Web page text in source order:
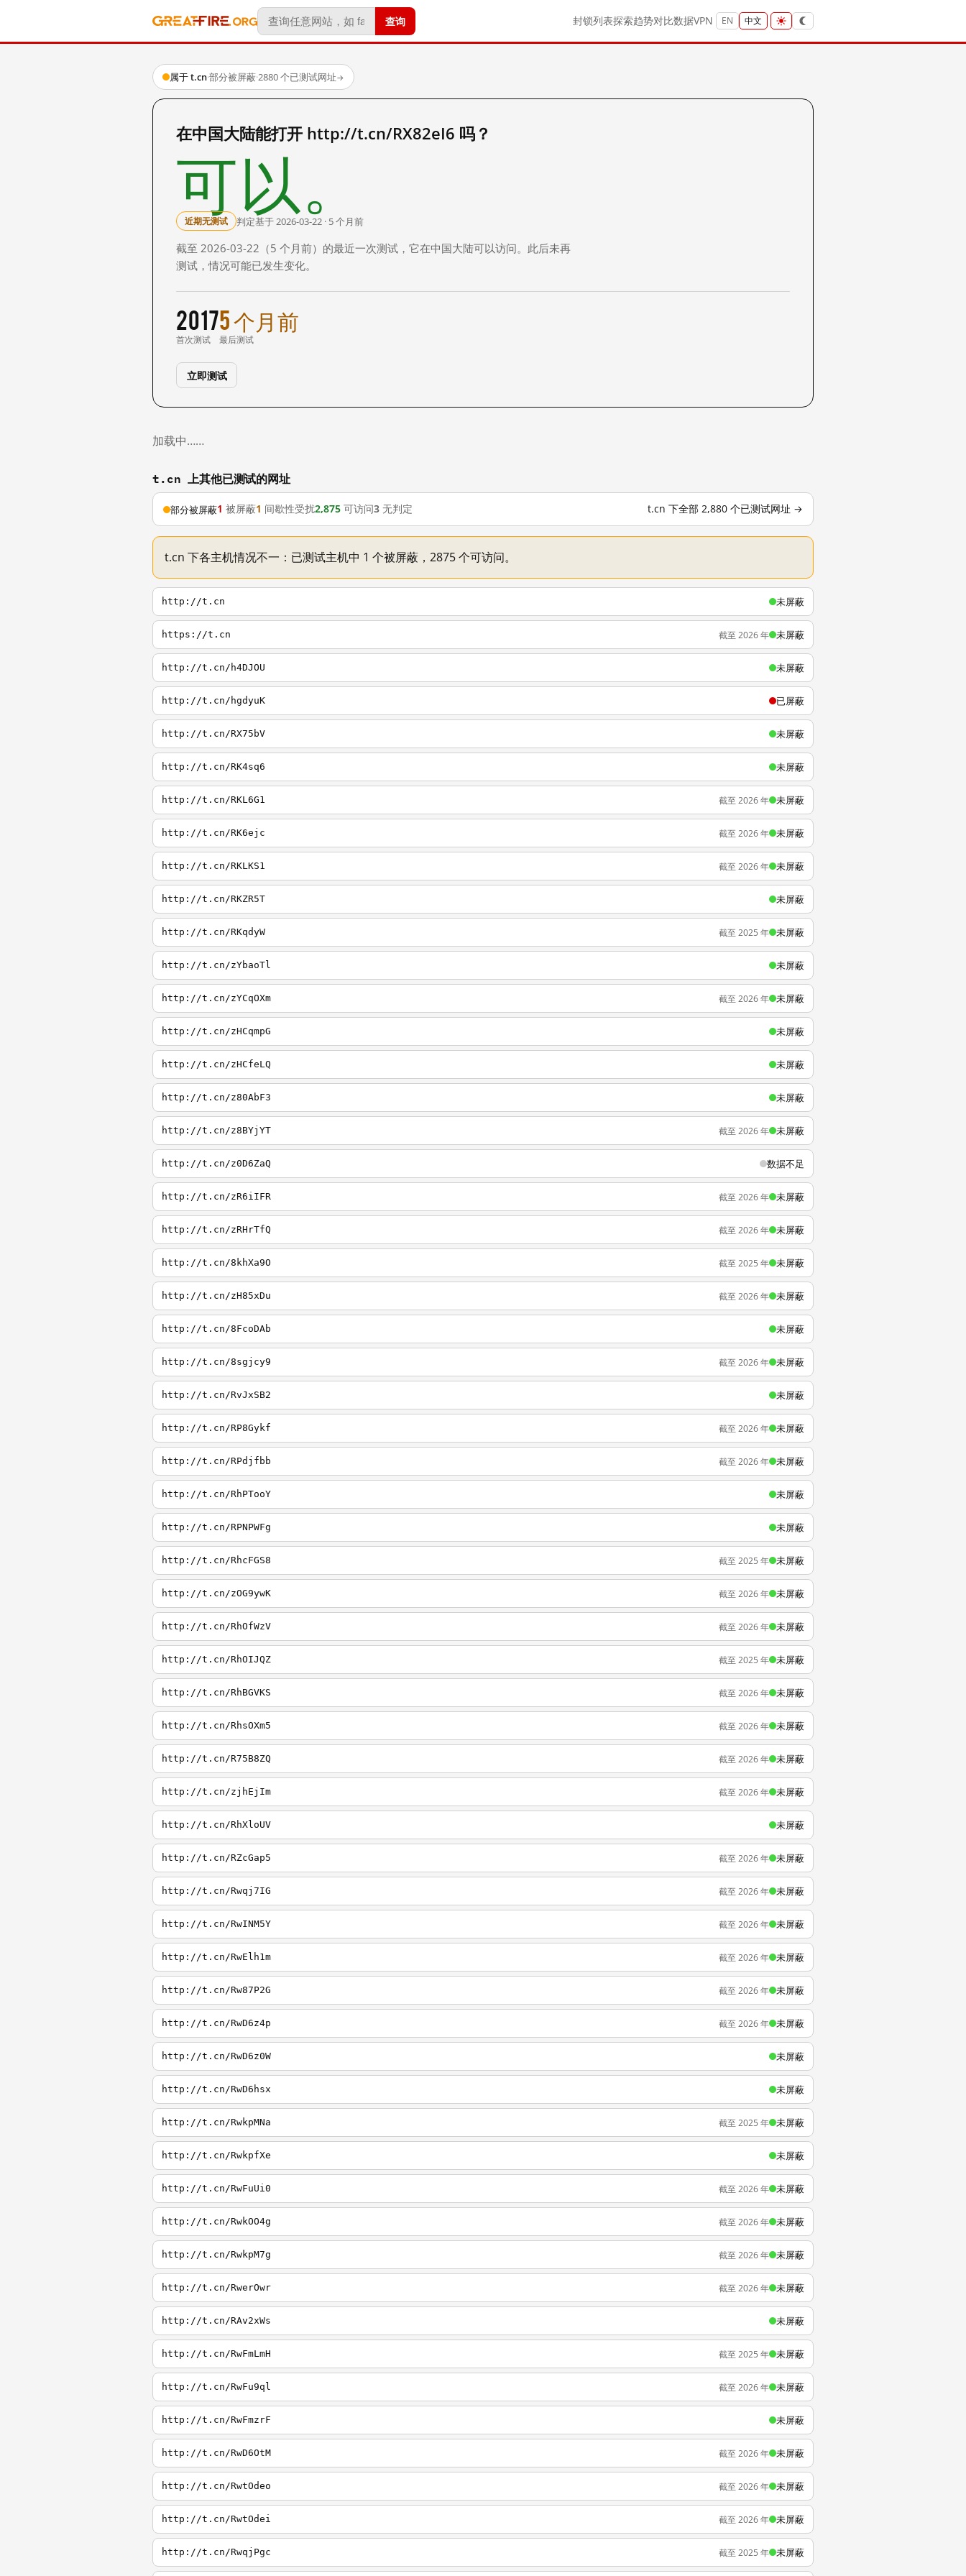
查询 封锁列表探索趋势对比数据VPN EN 中文
属于 t.cn·部分被屏蔽·2880 个已测试网址→
在中国大陆能打开 http://t.cn/RX82eI6 吗？
可以。
近期无测试 判定基于 2026-03-22 · 5 个月前
截至 2026-03-22（5 个月前）的最近一次测试，它在中国大陆可以访问。此后未再
测试，情况可能已发生变化。
2017
首次测试
5 个月前
最后测试
立即测试
加载中……
t.cn 上其他已测试的网址
部分被屏蔽1 被屏蔽1 间歇性受扰2,875 可访问3 无判定 t.cn 下全部 2,880 个已测试网址 →
t.cn 下各主机情况不一：已测试主机中 1 个被屏蔽，2875 个可访问。
http://t.cn 未屏蔽
https://t.cn 截至 2026 年 未屏蔽
http://t.cn/h4DJOU 未屏蔽
http://t.cn/hgdyuK 已屏蔽
http://t.cn/RX75bV 未屏蔽
http://t.cn/RK4sq6 未屏蔽
http://t.cn/RKL6G1 截至 2026 年 未屏蔽
http://t.cn/RK6ejc 截至 2026 年 未屏蔽
http://t.cn/RKLKS1 截至 2026 年 未屏蔽
http://t.cn/RKZR5T 未屏蔽
http://t.cn/RKqdyW 截至 2025 年 未屏蔽
http://t.cn/zYbaoTl 未屏蔽
http://t.cn/zYCqOXm 截至 2026 年 未屏蔽
http://t.cn/zHCqmpG 未屏蔽
http://t.cn/zHCfeLQ 未屏蔽
http://t.cn/z80AbF3 未屏蔽
http://t.cn/z8BYjYT 截至 2026 年 未屏蔽
http://t.cn/z0D6ZaQ 数据不足
http://t.cn/zR6iIFR 截至 2026 年 未屏蔽
http://t.cn/zRHrTfQ 截至 2026 年 未屏蔽
http://t.cn/8khXa9O 截至 2025 年 未屏蔽
http://t.cn/zH85xDu 截至 2026 年 未屏蔽
http://t.cn/8FcoDAb 未屏蔽
http://t.cn/8sgjcy9 截至 2026 年 未屏蔽
http://t.cn/RvJxSB2 未屏蔽
http://t.cn/RP8Gykf 截至 2026 年 未屏蔽
http://t.cn/RPdjfbb 截至 2026 年 未屏蔽
http://t.cn/RhPTooY 未屏蔽
http://t.cn/RPNPWFg 未屏蔽
http://t.cn/RhcFGS8 截至 2025 年 未屏蔽
http://t.cn/zOG9ywK 截至 2026 年 未屏蔽
http://t.cn/RhOfWzV 截至 2026 年 未屏蔽
http://t.cn/RhOIJQZ 截至 2025 年 未屏蔽
http://t.cn/RhBGVKS 截至 2026 年 未屏蔽
http://t.cn/RhsOXm5 截至 2026 年 未屏蔽
http://t.cn/R75B8ZQ 截至 2026 年 未屏蔽
http://t.cn/zjhEjIm 截至 2026 年 未屏蔽
http://t.cn/RhXloUV 未屏蔽
http://t.cn/RZcGap5 截至 2026 年 未屏蔽
http://t.cn/Rwqj7IG 截至 2026 年 未屏蔽
http://t.cn/RwINM5Y 截至 2026 年 未屏蔽
http://t.cn/RwElh1m 截至 2026 年 未屏蔽
http://t.cn/Rw87P2G 截至 2026 年 未屏蔽
http://t.cn/RwD6z4p 截至 2026 年 未屏蔽
http://t.cn/RwD6z0W 未屏蔽
http://t.cn/RwD6hsx 未屏蔽
http://t.cn/RwkpMNa 截至 2025 年 未屏蔽
http://t.cn/RwkpfXe 未屏蔽
http://t.cn/RwFuUi0 截至 2026 年 未屏蔽
http://t.cn/RwkOO4g 截至 2026 年 未屏蔽
http://t.cn/RwkpM7g 截至 2026 年 未屏蔽
http://t.cn/RwerOwr 截至 2026 年 未屏蔽
http://t.cn/RAv2xWs 未屏蔽
http://t.cn/RwFmLmH 截至 2025 年 未屏蔽
http://t.cn/RwFu9ql 截至 2026 年 未屏蔽
http://t.cn/RwFmzrF 未屏蔽
http://t.cn/RwD6OtM 截至 2026 年 未屏蔽
http://t.cn/RwtOdeo 截至 2026 年 未屏蔽
http://t.cn/RwtOdei 截至 2026 年 未屏蔽
http://t.cn/RwqjPgc 截至 2025 年 未屏蔽